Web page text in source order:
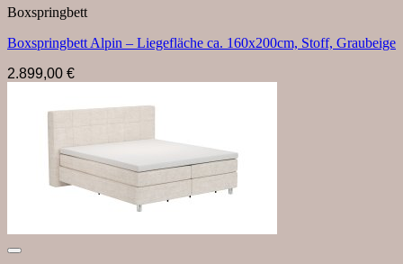
Boxspringbett
Boxspringbett Alpin – Liegefläche ca. 160x200cm, Stoff, Graubeige
2.899,00 €